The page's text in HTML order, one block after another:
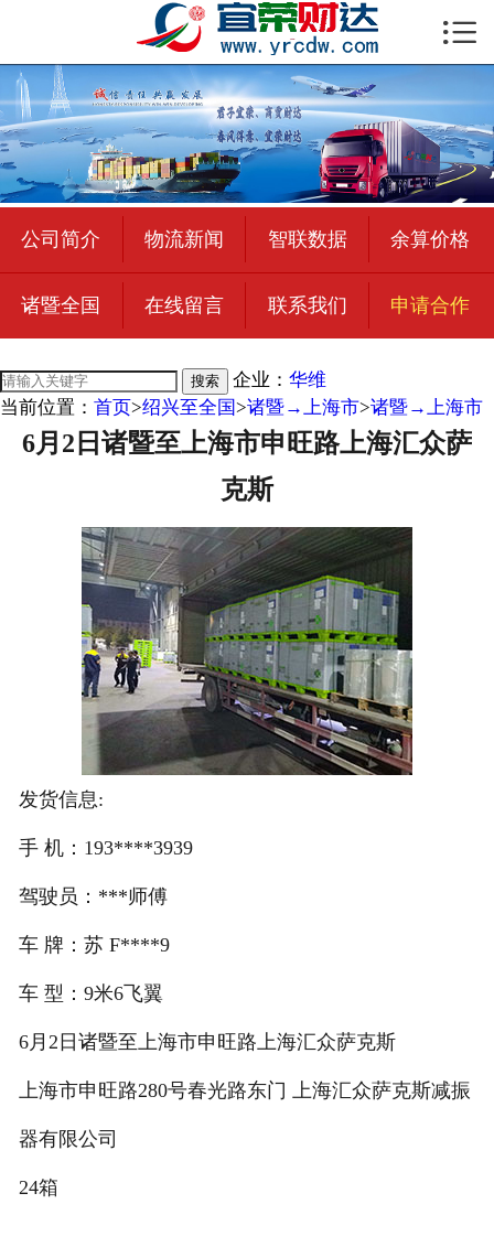
 首页
公司简介
物流新闻
绍兴至全国
合作加盟
宜荣智联
在线留言
注册
/
登录
在线礼佛
在线许愿

公司简介 物流新闻 智联数据 余算价格
诸暨全国 在线留言 联系我们 申请合作
搜索 企业： 华维
当前位置： 首页>绍兴至全国>诸暨→上海市>诸暨→上海市
6月2日诸暨至上海市申旺路上海汇众萨
克斯
发货信息:
手 机：193****3939
驾驶员：***师傅
车 牌：苏 F****9
车 型：9米6飞翼
6月2日诸暨至上海市申旺路上海汇众萨克斯
上海市申旺路280号春光路东门 上海汇众萨克斯减振
器有限公司
24箱